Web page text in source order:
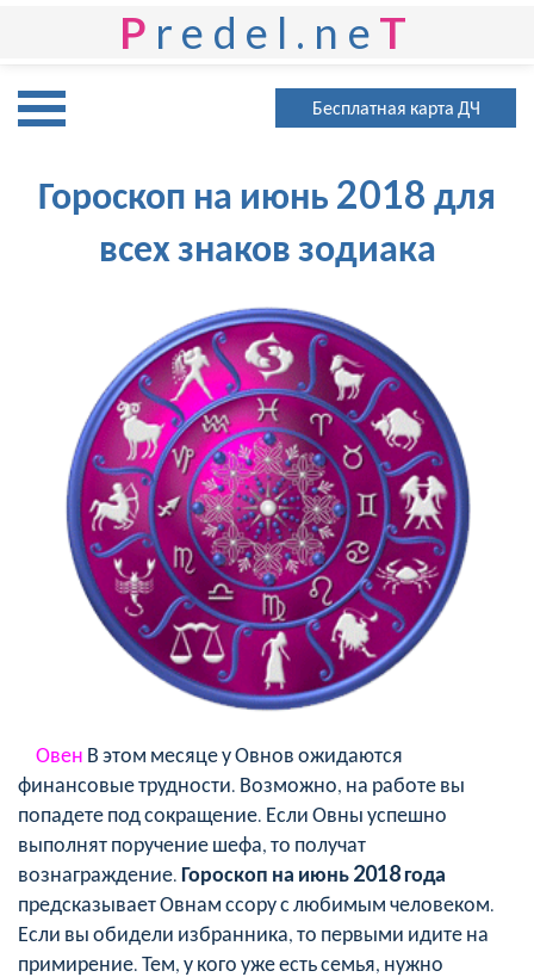
P redel.ne T
Бесплатная карта ДЧ
Гороскоп на июнь 2018 для
всех знаков зодиака
Овен В этом месяце у Овнов ожидаются
финансовые трудности. Возможно, на работе вы
попадете под сокращение. Если Овны успешно
выполнят поручение шефа, то получат
вознаграждение.Гороскоп на июнь 2018 года
предсказывает Овнам ссору с любимым человеком.
Если вы обидели избранника, то первыми идите на
примирение. Тем, у кого уже есть семья, нужно